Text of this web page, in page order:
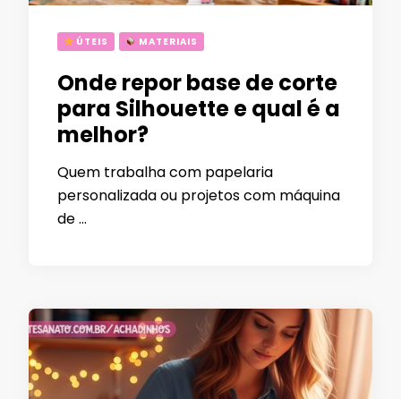
ÚTEIS MATERIAIS
Onde repor base de corte
para Silhouette e qual é a
melhor?
Quem trabalha com papelaria
personalizada ou projetos com máquina
de …